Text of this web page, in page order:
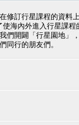
修訂行星課程的資料
海內外進入行星課
們開闢「行星園地」
同行的朋友們。